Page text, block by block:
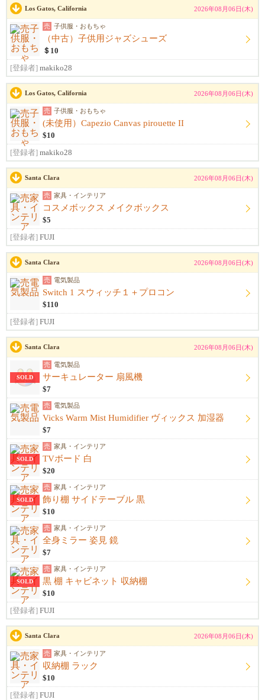
Los Gatos, California 2026年08月06日(木)
売 子供服・おもちゃ
（中古）子供用ジャズシューズ
＄10
[登録者] makiko28
Los Gatos, California 2026年08月06日(木)
売 子供服・おもちゃ
(未使用）Capezio Canvas pirouette II
$10
[登録者] makiko28
Santa Clara 2026年08月06日(木)
売 家具・インテリア
コスメボックス メイクボックス
$5
[登録者] FUJI
Santa Clara 2026年08月06日(木)
売 電気製品
Switch 1 スウィッチ１＋プロコン
$110
[登録者] FUJI
Santa Clara 2026年08月06日(木)
SOLD
売 電気製品
サーキュレーター 扇風機
$7
売 電気製品
Vicks Warm Mist Humidifier ヴィックス 加湿器
$7
SOLD
売 家具・インテリア
TVボード 白
$20
SOLD
売 家具・インテリア
飾り棚 サイドテーブル 黒
$10
売 家具・インテリア
全身ミラー 姿見 鏡
$7
SOLD
売 家具・インテリア
黒 棚 キャビネット 収納棚
$10
[登録者] FUJI
Santa Clara 2026年08月06日(木)
売 家具・インテリア
収納棚 ラック
$10
[登録者] FUJI